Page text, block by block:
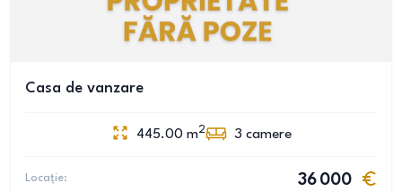
Casa de vanzare
445.00 m2 3 camere
Locație:
36 000